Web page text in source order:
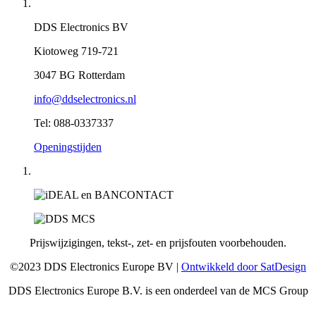
DDS Electronics BV
Kiotoweg 719-721
3047 BG Rotterdam
info@ddselectronics.nl
Tel: 088-0337337
Openingstijden
Prijswijzigingen, tekst-, zet- en prijsfouten voorbehouden.
©2023 DDS Electronics Europe BV | Ontwikkeld door SatDesign
DDS Electronics Europe B.V. is een onderdeel van de MCS Group